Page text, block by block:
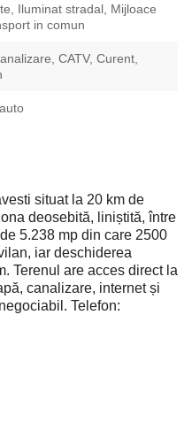
Iluminat stradal, Mijloace
in comun
CATV, Curent,
situat la 20 km de
deosebită, liniștită, între
5.238 mp din care 2500
iar deschiderea
Terenul are acces direct la
canalizare, internet și
Telefon: